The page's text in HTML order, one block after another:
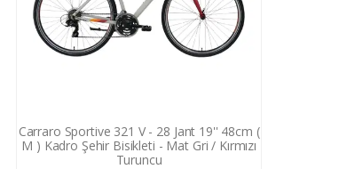
Carraro Sportive 321 V - 28 Jant 19'' 48cm (
M ) Kadro Şehir Bisikleti - Mat Gri / Kırmızı
Turuncu